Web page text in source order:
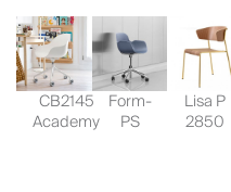
CB2145
Academy
Form-
PS
Lisa P
2850